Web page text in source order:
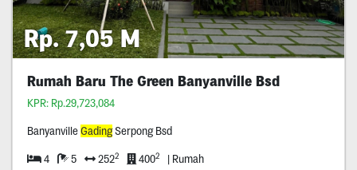
Rp. 7,05 M
Rumah Baru The Green Banyanville Bsd
KPR: Rp.29,723,084
BanyanvilleGadingSerpong Bsd
4 5 2522 4002 | Rumah